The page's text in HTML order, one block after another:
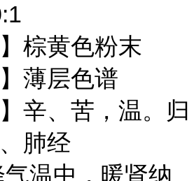
棕黄色粉末
薄层色谱
辛、苦，温。归
肺经
气温中，暖肾纳